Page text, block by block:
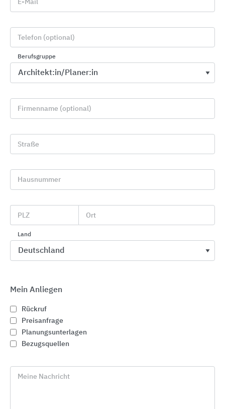
Türen aus Aluminium und Stahl
Teckentrup Door Solutions
E-Mail
Telefon (optional)
Berufsgruppe
Firmenname (optional)
Straße
Hausnummer
PLZ Ort
Land
Mein Anliegen
Rückruf
Preisanfrage
Planungsunterlagen
Bezugsquellen
Meine Nachricht